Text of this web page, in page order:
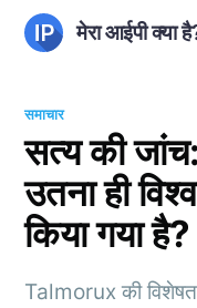
मेरा आईपी क्या
समाचार
सत्य की
उतना ही
किया गया है?
Talmorux की